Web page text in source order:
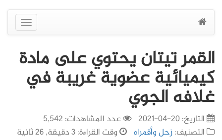
عرض
القائمة
القمر تيتان يحتوي على مادة
كيميائية عضوية غريبة في
غلافه الجوي
التاريخ:20-04-2021
عدد المشاهدات: 5,542
التصنيف:زحل وأقمراه وقت القراءة: 3 دقيقة, 26 ثانية